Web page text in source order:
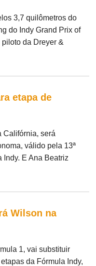
3,7 quilômetros do
do Indy Grand Prix of
da Dreyer &
etapa de
Califórnia, será
válido pela 13ª
Indy. E Ana Beatriz
Wilson na
1, vai substituir
da Fórmula Indy,